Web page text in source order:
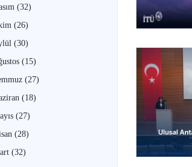
(32)
(26)
(30)
(15)
(27)
(18)
(27)
(28)
(32)